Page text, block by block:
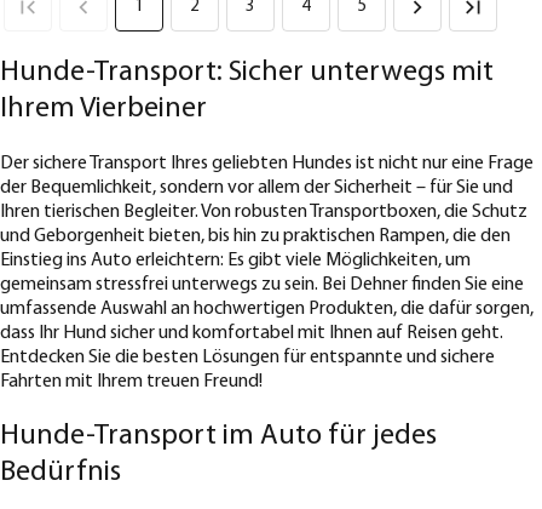
1 2 3 4 5
Hunde-Transport: Sicher unterwegs mit
Ihrem Vierbeiner
Der sichere Transport Ihres geliebten Hundes ist nicht nur eine Frage
der Bequemlichkeit, sondern vor allem der Sicherheit – für Sie und
Ihren tierischen Begleiter. Von robusten Transportboxen, die Schutz
und Geborgenheit bieten, bis hin zu praktischen Rampen, die den
Einstieg ins Auto erleichtern: Es gibt viele Möglichkeiten, um
gemeinsam stressfrei unterwegs zu sein. Bei Dehner finden Sie eine
umfassende Auswahl an hochwertigen Produkten, die dafür sorgen,
dass Ihr Hund sicher und komfortabel mit Ihnen auf Reisen geht.
Entdecken Sie die besten Lösungen für entspannte und sichere
Fahrten mit Ihrem treuen Freund!
Hunde-Transport im Auto für jedes
Bedürfnis